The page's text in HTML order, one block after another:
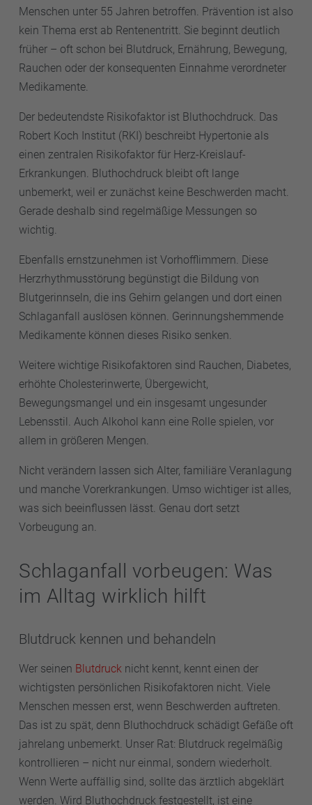
Menschen unter 55 Jahren betroffen. Prävention ist also
kein Thema erst ab Rentenentritt. Sie beginnt deutlich
früher – oft schon bei Blutdruck, Ernährung, Bewegung,
Rauchen oder der konsequenten Einnahme verordneter
Medikamente.
Der bedeutendste Risikofaktor ist Bluthochdruck. Das
Robert Koch Institut (RKI) beschreibt Hypertonie als
einen zentralen Risikofaktor für Herz-Kreislauf-
Erkrankungen. Bluthochdruck bleibt oft lange
unbemerkt, weil er zunächst keine Beschwerden macht.
Gerade deshalb sind regelmäßige Messungen so
wichtig.
Ebenfalls ernstzunehmen ist Vorhofflimmern. Diese
Herzrhythmusstörung begünstigt die Bildung von
Blutgerinnseln, die ins Gehirn gelangen und dort einen
Schlaganfall auslösen können. Gerinnungshemmende
Medikamente können dieses Risiko senken.
Weitere wichtige Risikofaktoren sind Rauchen, Diabetes,
erhöhte Cholesterinwerte, Übergewicht,
Bewegungsmangel und ein insgesamt ungesunder
Lebensstil. Auch Alkohol kann eine Rolle spielen, vor
allem in größeren Mengen.
Nicht verändern lassen sich Alter, familiäre Veranlagung
und manche Vorerkrankungen. Umso wichtiger ist alles,
was sich beeinflussen lässt. Genau dort setzt
Vorbeugung an.
Schlaganfall vorbeugen: Was
im Alltag wirklich hilft
Blutdruck kennen und behandeln
Wer seinen Blutdruck nicht kennt, kennt einen der
wichtigsten persönlichen Risikofaktoren nicht. Viele
Menschen messen erst, wenn Beschwerden auftreten.
Das ist zu spät, denn Bluthochdruck schädigt Gefäße oft
jahrelang unbemerkt. Unser Rat: Blutdruck regelmäßig
kontrollieren – nicht nur einmal, sondern wiederholt.
Wenn Werte auffällig sind, sollte das ärztlich abgeklärt
werden. Wird Bluthochdruck festgestellt, ist eine